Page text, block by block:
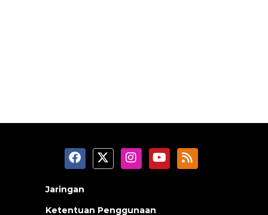
Jaringan
Ketentuan Penggunaan